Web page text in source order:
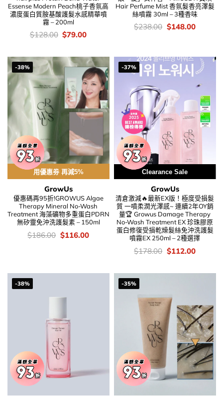
Essense Modern Peach桃子香氛高
濃度蛋白質胺基酸護髮水感精華噴
霧 – 200ml
價
錢：
$128.00 Original
price
$128.00.
$79.00Current
$79.00.
Hair Perfume Mist 香氛髮香亮澤髮
絲噴霧 30ml – 3種香味
價
錢：
$238.00 Original
price
$148.00Current
-38%
用優惠劵 再減5%
GrowUs
優惠碼再95折!GROWUS Algae
Therapy Mineral No-Wash
Treatment 海藻礦物多重蛋白PDRN
無矽靈免沖洗護髮素 – 150ml
價
錢：
$186.00 Original
price
$116.00Current
-37%
Clearance Sale
GrowUs
清倉激減🔥最新EX版！極度受損髮
質 一噴柔潤光澤感~ 連續2年OY銷
量🏆 Growus Damage Therapy
No-Wash Treatment EX 珍珠膠原
蛋白修復受損乾燥髮絲免沖洗護髮
噴霧EX 250ml – 2種選擇
價
錢：
$178.00 Original
price
$178.00.
$112.00Current
-38% -35%